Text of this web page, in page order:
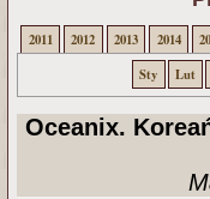
2011 2012 2013 2014
Sty
Lut
Oceanix.